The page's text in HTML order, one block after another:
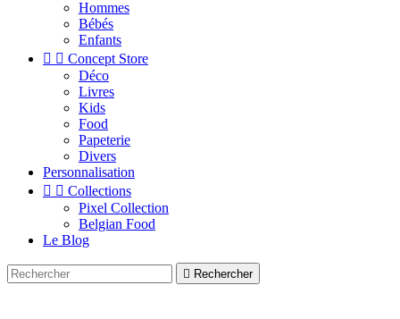
Hommes
Bébés
Enfants
  Concept Store
Déco
Livres
Kids
Food
Papeterie
Divers
Personnalisation
  Collections
Pixel Collection
Belgian Food
Le Blog
 Rechercher